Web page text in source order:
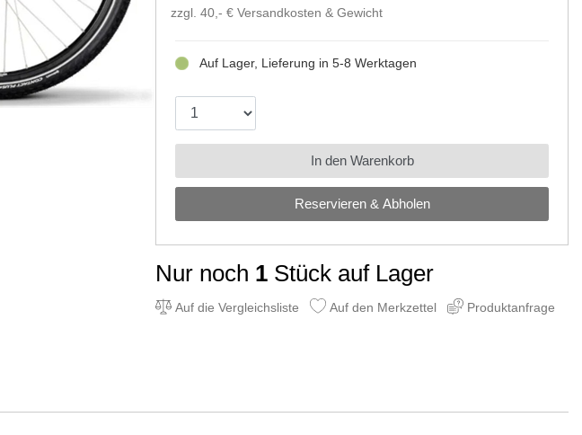
zzgl. 40,- € Versandkosten & Gewicht
Reservieren & Abholen
Auf Lager, Lieferung in 5-8 Werktagen
In den Warenkorb
Nur noch 1 Stück auf Lager
Auf die Vergleichsliste Auf den Merkzettel Produktanfrage